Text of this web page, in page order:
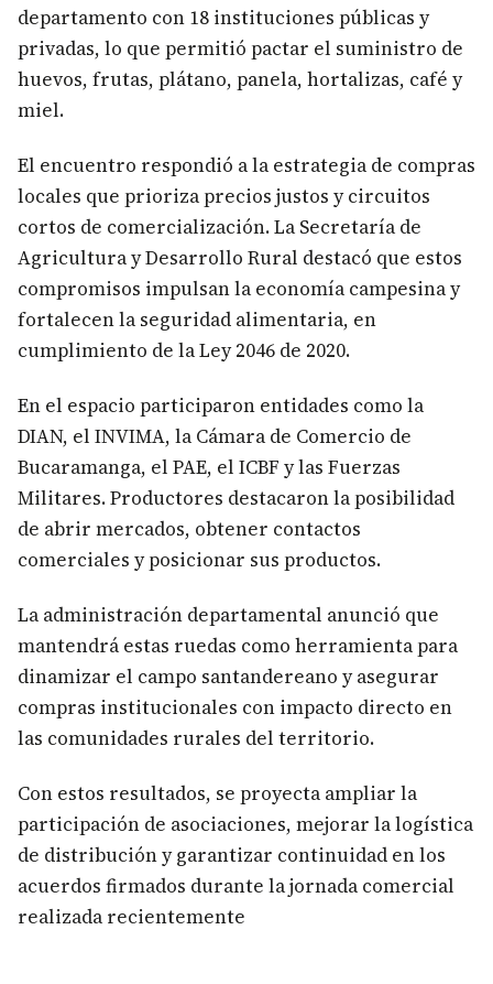
departamento con 18 instituciones públicas y
privadas, lo que permitió pactar el suministro de
huevos, frutas, plátano, panela, hortalizas, café y
miel.
El encuentro respondió a la estrategia de compras
locales que prioriza precios justos y circuitos
cortos de comercialización. La Secretaría de
Agricultura y Desarrollo Rural destacó que estos
compromisos impulsan la economía campesina y
fortalecen la seguridad alimentaria, en
cumplimiento de la Ley 2046 de 2020.
En el espacio participaron entidades como la
DIAN, el INVIMA, la Cámara de Comercio de
Bucaramanga, el PAE, el ICBF y las Fuerzas
Militares. Productores destacaron la posibilidad
de abrir mercados, obtener contactos
comerciales y posicionar sus productos.
La administración departamental anunció que
mantendrá estas ruedas como herramienta para
dinamizar el campo santandereano y asegurar
compras institucionales con impacto directo en
las comunidades rurales del territorio.
Con estos resultados, se proyecta ampliar la
participación de asociaciones, mejorar la logística
de distribución y garantizar continuidad en los
acuerdos firmados durante la jornada comercial
realizada recientemente